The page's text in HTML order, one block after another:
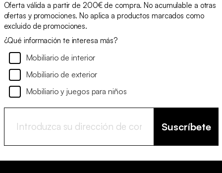
Oferta válida a partir de 200€ de compra. No acumulable a otras
ofertas y promociones. No aplica a productos marcados como
excluido de promociones.
¿Qué información te interesa más?
Mobiliario de interior
Mobiliario de exterior
Mobiliario y juegos para niños
Suscríbete